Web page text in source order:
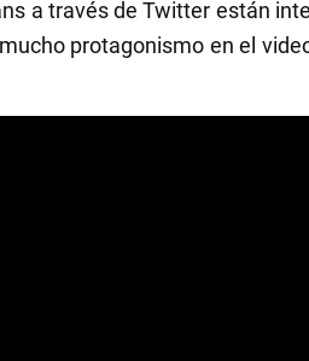
a través de Twitter están
protagonismo en el